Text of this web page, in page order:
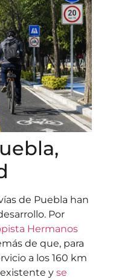
de Puebla han
Por
Hermanos
de que, para
a los 160 km
y se